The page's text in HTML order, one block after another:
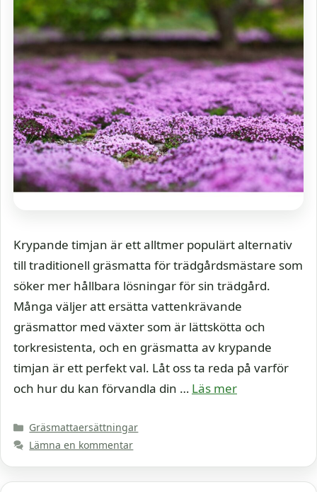
Krypande timjan är ett alltmer populärt alternativ
till traditionell gräsmatta för trädgårdsmästare som
söker mer hållbara lösningar för sin trädgård.
Många väljer att ersätta vattenkrävande
gräsmattor med växter som är lättskötta och
torkresistenta, och en gräsmatta av krypande
timjan är ett perfekt val. Låt oss ta reda på varför
och hur du kan förvandla din … Läs mer
Kategorier
Gräsmattaersättningar
Lämna en kommentar